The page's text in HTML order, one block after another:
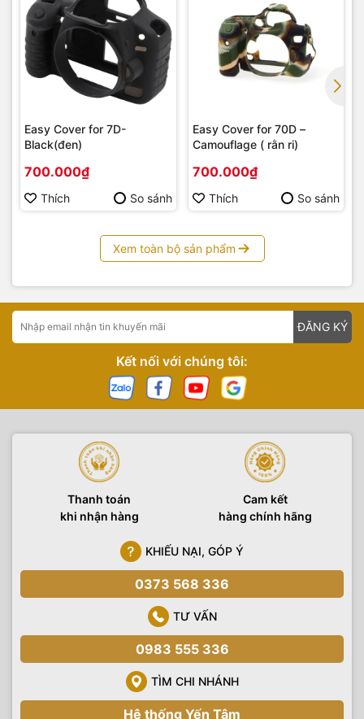
Easy Cover for 7D-
Black(đen)
700.000₫
Thích So sánh
Easy Cover for 70D –
Camouflage ( rằn ri)
700.000₫
Thích So sánh
Xem toàn bộ sản phẩm
ĐĂNG KÝ
Kết nối với chúng tôi:
Thanh toán
khi nhận hàng
Cam kết
hàng chính hãng
KHIẾU NẠI, GÓP Ý
0373 568 336
TƯ VẤN
0983 555 336
TÌM CHI NHÁNH
Hệ thống Yến Tâm